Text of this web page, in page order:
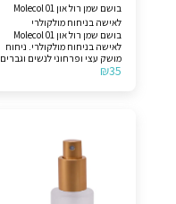
בושם שמן רול און Molecol 01
לאישה בניחוח מולקולרי
בושם שמן רול און Molecol 01
לאישה בניחוח מולקולרי. ניחוח
מושק עצי ופרחוני לנשים וגברים
(יוניסקס). מרכיביו הם איסו אי
₪35